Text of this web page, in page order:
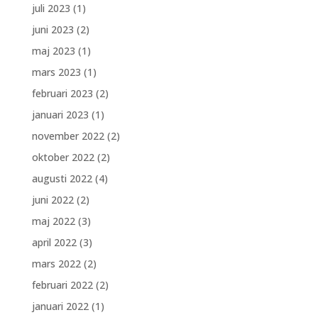
juli 2023 (1)
juni 2023 (2)
maj 2023 (1)
mars 2023 (1)
februari 2023 (2)
januari 2023 (1)
november 2022(2)
oktober 2022(2)
augusti 2022(4)
juni 2022(2)
maj 2022(3)
april 2022(3)
mars 2022(2)
februari 2022(2)
januari 2022(1)